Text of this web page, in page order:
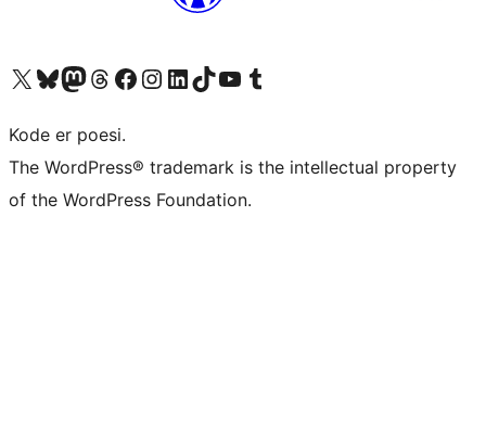
Besøg vores X (tidligere Twitter) konto
Besøg vores Bluesky-konto
Besøg vores Mastodon konto
Besøg vores Threads-konto
Besøg vores Facebook sideBesøg vores Instagram konto
Besøg vores LinkedIn konto
Besøg vores TikTok-konto
Besøg vores YouTube-kanalBesøg vores Tumblr-konto
Kode er poesi.
The WordPress® trademark is the intellectual property
of the WordPress Foundation.